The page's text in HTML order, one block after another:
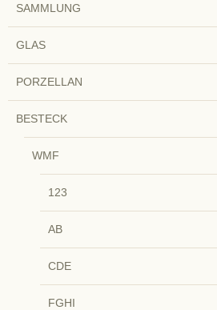
SAMMLUNG
GLAS
PORZELLAN
BESTECK
WMF
123
AB
CDE
FGHI